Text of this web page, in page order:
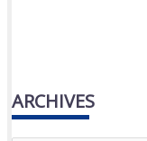
ARCHIVES